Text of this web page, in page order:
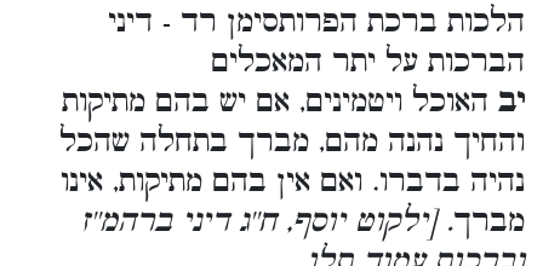
הלכות ברכת הפרותסימן רד - דיני
הברכות על יתר המאכלים
יב האוכל ויטמינים, אם יש בהם מתיקות
והחיך נהנה מהם, מברך בתחלה שהכל
נהיה בדברו. ואם אין בהם מתיקות, אינו
מברך. [ילקוט יוסף, ח''ג דיני ברהמ''ז